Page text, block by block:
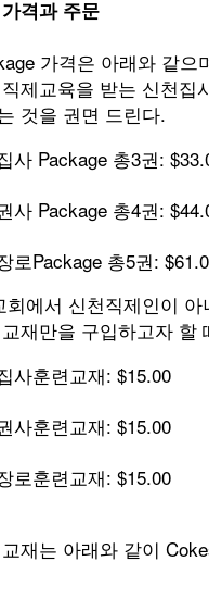
격과 주문
가격은 아래와 같
제교육을 받는 신천집
것을 권면 드린다.
사 Package 총3권:
사 Package 총4권:
로Package 총5권:
회에서 신천직제인이
재만을 구입하고자 할
사훈련교재: $15.00
사훈련교재: $15.00
로훈련교재: $15.00
재는 아래와 같이